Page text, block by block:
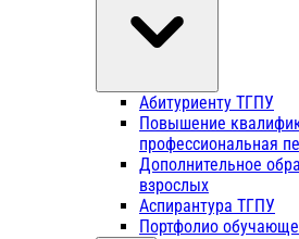
Абитуриенту ТГПУ
Повышение
профессиональная
Дополнительное
взрослых
Аспирантура ТГПУ
Портфолио